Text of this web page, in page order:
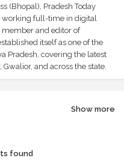
(Bhopal), Pradesh Today
working full-time in digital
and editor of
itself as one of the
Pradesh, covering the latest
and across the state.
Show more
found